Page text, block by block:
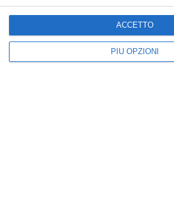
PIÙ OPZIONI
ACCETTO